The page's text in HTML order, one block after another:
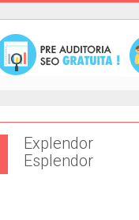
Explendor
Esplendor